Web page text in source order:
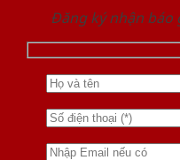
Đăng ký nhận